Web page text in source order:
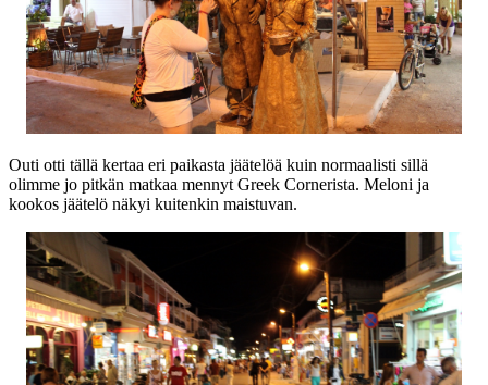
Outi otti tällä kertaa eri paikasta jäätelöä kuin normaalisti sillä
olimme jo pitkän matkaa mennyt Greek Cornerista. Meloni ja
kookos jäätelö näkyi kuitenkin maistuvan.